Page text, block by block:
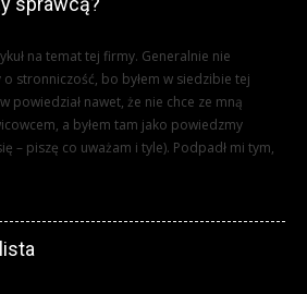
na temat tej firmy. Generalnie nie
stronniczość, bo byłem w siedzibie tej
powiedział nawet, że nie chce ze mną
a byłem tam jako powiedzmy
– piszę co uważam i tyle). Podpadł mi tym,